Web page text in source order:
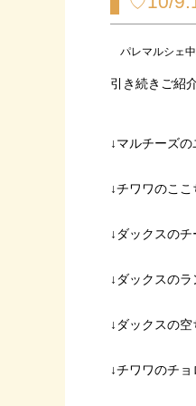
パレマルシェ
引き続きご紹
↓マルチーズ
↓チワワのここ
↓ダックスのチ
↓ダックスのラ
↓ダックスの空
↓チワワのチョ